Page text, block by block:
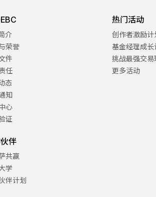
介
荣誉
件
任
态
知
心
证
伴
共赢
学
伴计划
热门活动
创作者激励计
基金经理成长
挑战最强交易
更多活动